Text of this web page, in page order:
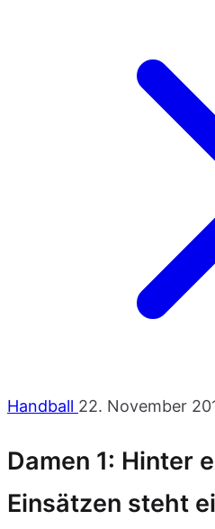
Handball 22. November
Damen 1: Hinter
Einsätzen steht